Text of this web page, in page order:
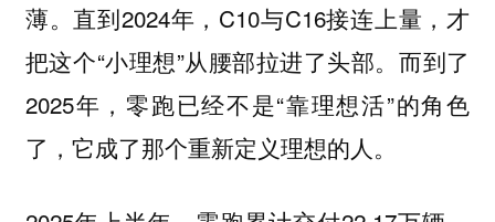
薄。直到2024年，C10与C16接连上量，才
把这个“小理想”从腰部拉进了头部。而到了
2025年，零跑已经不是“靠理想活”的角色
了，它成了那个重新定义理想的人。